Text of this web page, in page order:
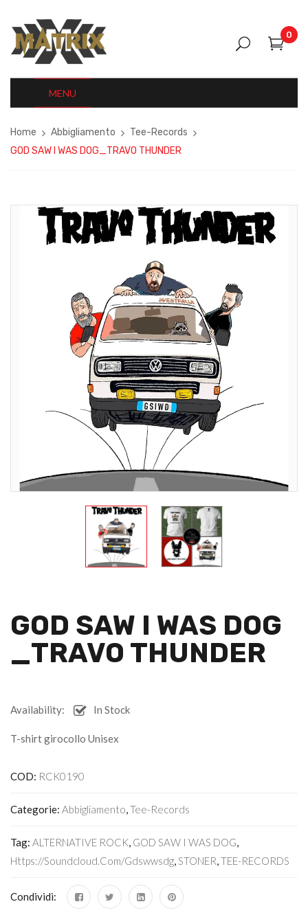
0
MENU
Home Abbigliamento
Tee-Records
GOD SAW I WAS DOG_TRAVO THUNDER
GOD SAW I WAS DOG
_TRAVO THUNDER
Availability: In Stock
T-shirt girocollo Unisex
COD: RCK0190
Categorie: Abbigliamento,Tee-Records
Tag: ALTERNATIVE ROCK, GOD SAW I WAS DOG,
Https://soundcloud.com/gdswwsdg,STONER,TEE-RECORDS
Condividi: